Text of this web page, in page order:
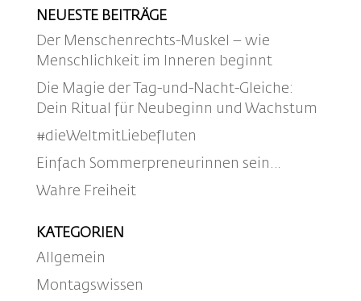
NEUESTE BEITRÄGE
Der Menschenrechts-Muskel – wie
Menschlichkeit im Inneren beginnt
Die Magie der Tag-und-Nacht-Gleiche:
Dein Ritual für Neubeginn und Wachstum
#dieWeltmitLiebefluten
Einfach Sommerpreneurinnen sein…
Wahre Freiheit
KATEGORIEN
Allgemein
Montagswissen